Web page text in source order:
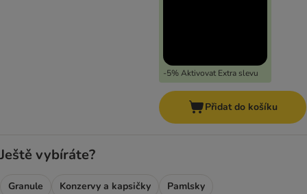
-5% Aktivovat Extra slevu
Přidat do košíku
Ještě vybíráte?
Granule Konzervy a kapsičky
Pamlsky